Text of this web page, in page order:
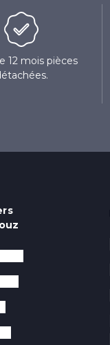
12 mois pièces